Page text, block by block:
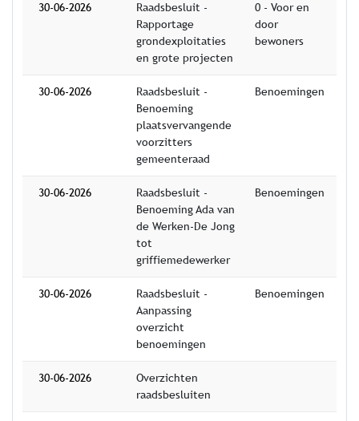
30-06-2026
Raadsbesluit -
Rapportage
grondexploitaties
en grote projecten
0 - Voor en
door
bewoners
30-06-2026
Raadsbesluit -
Benoeming
plaatsvervangende
voorzitters
gemeenteraad
Benoemingen
30-06-2026
Raadsbesluit -
Benoeming Ada van
de Werken-De Jong
tot
griffiemedewerker
Benoemingen
30-06-2026
Raadsbesluit -
Aanpassing
overzicht
benoemingen
Benoemingen
30-06-2026
Overzichten
raadsbesluiten